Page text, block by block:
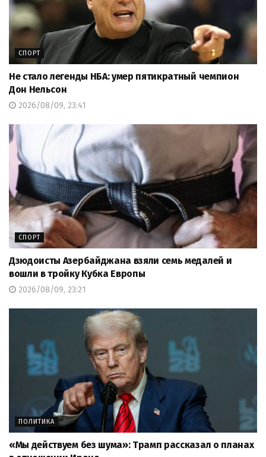
СПОРТ
Не стало легенды НБА: умер пятикратный чемпион
Дон Нельсон
2026/08/09, 23:41
СПОРТ
Дзюдоисты Азербайджана взяли семь медалей и
вошли в тройку Кубка Европы
2026/08/09, 23:21
ПОЛИТИКА
«Мы действуем без шума»: Трамп рассказал о планах